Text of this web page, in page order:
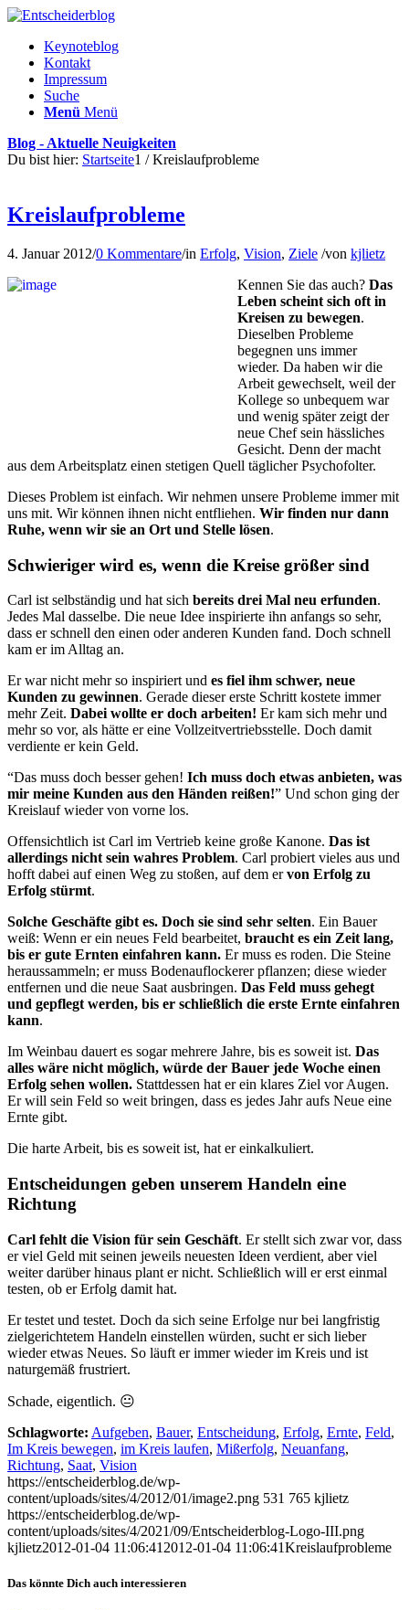
Keynoteblog
Kontakt
Impressum
Suche
Menü Menü
Blog - Aktuelle Neuigkeiten
Du bist hier: Startseite1 / Kreislaufprobleme
Kreislaufprobleme
4. Januar 2012/0 Kommentare/in Erfolg, Vision, Ziele /von kjlietz
Kennen Sie das auch? Das
Leben scheint sich oft in
Krei­sen zu bewegen.
Dieselben Probleme
begegnen uns immer
wieder. Da haben wir die
Ar­beit gewechselt, weil der
Kol­lege so unbequem war
und we­nig später zeigt der
neue Chef sein hässliches
Gesicht. Denn der macht
aus dem Ar­beitsplatz einen stetigen Quell täglicher Psychofolter.
Dieses Problem ist einfach. Wir nehmen unsere Probleme immer mit
uns mit. Wir können ihnen nicht entfliehen. Wir finden nur dann
Ruhe, wenn wir sie an Ort und Stelle lösen.
Schwieriger wird es, wenn die Kreise größer sind
Carl ist selbständig und hat sich bereits drei Mal neu erfunden.
Jedes Mal dasselbe. Die neue Idee inspirierte ihn anfangs so sehr,
dass er schnell den einen oder anderen Kunden fand. Doch schnell
kam er im Alltag an.
Er war nicht mehr so inspiriert und es fiel ihm schwer, neue
Kunden zu gewinnen. Gerade dieser erste Schritt kostete immer
mehr Zeit. Dabei wollte er doch arbeiten! Er kam sich mehr und
mehr so vor, als hätte er eine Vollzeitvertriebsstelle. Doch damit
verdiente er kein Geld.
“Das muss doch besser gehen! Ich muss doch etwas anbieten, was
mir meine Kunden aus den Händen reißen!” Und schon ging der
Kreislauf wieder von vorne los.
Offensichtlich ist Carl im Vertrieb keine große Kanone. Das ist
allerdings nicht sein wahres Problem. Carl probiert vieles aus und
hofft dabei auf einen Weg zu stoßen, auf dem ervon Erfolg zu
Erfolg stürmt.
Solche Geschäfte gibt es. Doch sie sind sehr selten. Ein Bauer
weiß: Wenn er ein neues Feld bearbeitet, braucht es ein Zeit lang,
bis er gute Ernten einfahren kann. Er muss es roden. Die Steine
heraus­sammeln; er muss Bodenauflockerer pflanzen; diese wieder
entfernen und die neue Saat ausbringen. Das Feld muss gehegt
und gepflegt werden, bis er schließlich die erste Ernte einfahren
kann.
Im Weinbau dauert es sogar mehrere Jahre, bis es soweit ist. Das
alles wäre nicht möglich, würde der Bauer jede Woche einen
Erfolg sehen wollen. Stattdessen hat er ein klares Ziel vor Augen.
Er will sein Feld so weit bringen, dass es jedes Jahr aufs Neue eine
Ernte gibt.
Die harte Arbeit, bis es soweit ist, hat er einkalkuliert.
Entscheidungen geben unserem Handeln eine
Richtung
Carl fehlt die Vision für sein Geschäft. Er stellt sich zwar vor, dass
er viel Geld mit seinen jeweils neuesten Ideen verdient, aber viel
weiter darüber hinaus plant er nicht. Schließlich will er erst einmal
testen, ob er Erfolg damit hat.
Er testet und testet. Doch da sich seine Erfolge nur bei langfristig
zielgerichtetem Handeln einstellen würden, sucht er sich lieber
wieder etwas Neues. So läuft er immer wieder im Kreis und ist
naturgemäß frustriert.
Schade, eigentlich. 😐
Schlagworte: Aufgeben, Bauer, Entscheidung, Erfolg, Ernte, Feld,
Im Kreis bewegen, im Kreis laufen, Mißerfolg, Neuanfang,
Richtung, Saat, Vision
https://entscheiderblog.de/wp-
content/uploads/sites/4/2012/01/image2.png 531 765 kjlietz
https://entscheiderblog.de/wp-
content/uploads/sites/4/2021/09/Entscheiderblog-Logo-III.png
kjlietz2012-01-04 11:06:41 2012-01-04 11:06:41Kreislaufprobleme
Das könnte Dich auch interessieren